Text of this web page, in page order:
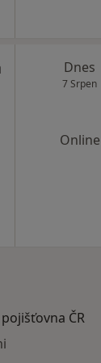
Dnes
7 Srpen
ČR